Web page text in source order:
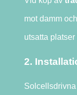
mot damm
utsatta
2.